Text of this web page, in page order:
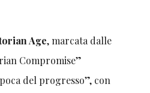
Age, marcata dalle
Compromise”
del progresso”, con